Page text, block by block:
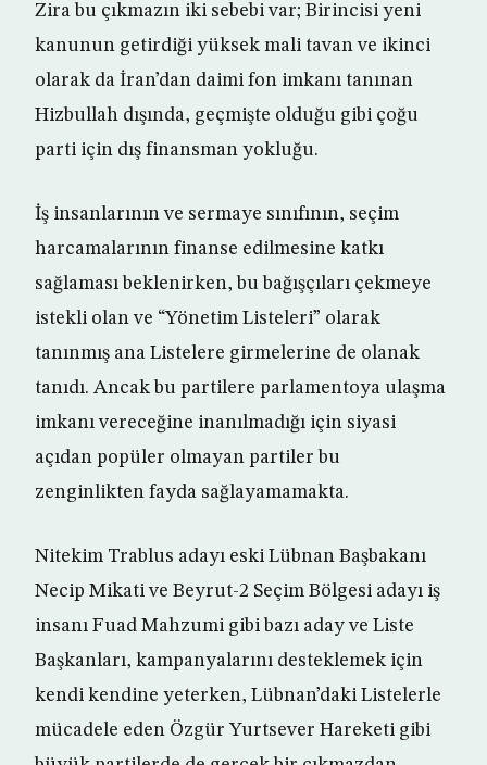
Zira bu çıkmazın iki sebebi var; Birincisi yeni
kanunun getirdiği yüksek mali tavan ve ikinci
olarak da İran’dan daimi fon imkanı tanınan
Hizbullah dışında, geçmişte olduğu gibi çoğu
parti için dış finansman yokluğu.
İş insanlarının ve sermaye sınıfının, seçim
harcamalarının finanse edilmesine katkı
sağlaması beklenirken, bu bağışçıları çekmeye
istekli olan ve “Yönetim Listeleri” olarak
tanınmış ana Listelere girmelerine de olanak
tanıdı. Ancak bu partilere parlamentoya ulaşma
imkanı vereceğine inanılmadığı için siyasi
açıdan popüler olmayan partiler bu
zenginlikten fayda sağlayamamakta.
Nitekim Trablus adayı eski Lübnan Başbakanı
Necip Mikati ve Beyrut-2 Seçim Bölgesi adayı iş
insanı Fuad Mahzumi gibi bazı aday ve Liste
Başkanları, kampanyalarını desteklemek için
kendi kendine yeterken, Lübnan’daki Listelerle
mücadele eden Özgür Yurtsever Hareketi gibi